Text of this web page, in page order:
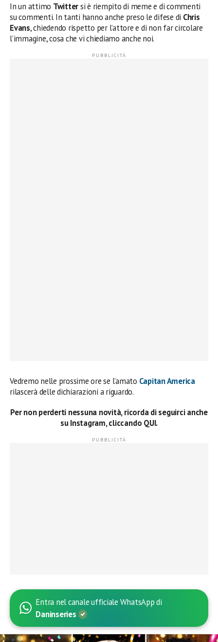
In un attimo Twittersi è riempito di meme e di commenti
su commenti. In tanti hanno anche preso le difese di Chris
Evans, chiedendo rispetto per l’attore e di non far circolare
l’immagine, cosa che vi chiediamo anche noi.
Vedremo nelle prossime ore se l’amato Capitan America
rilascerà delle dichiarazioni a riguardo.
Per non perderti nessuna novità, ricorda di seguirci anche
su Instagram, cliccando QUI.
Entra nel canale ufficiale WhatsApp di
Daninseries